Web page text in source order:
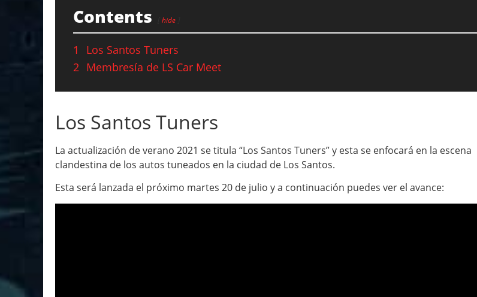
Contents hide
1
Los Santos Tuners
2 Membresía de LS Car Meet
Los Santos Tuners
La actualización de verano 2021 se titula “Los Santos Tuners” y esta se enfocará en la escena
clandestina de los autos tuneados en la ciudad de Los Santos.
Esta será lanzada el próximo martes 20 de julio y a continuación puedes ver el avance: